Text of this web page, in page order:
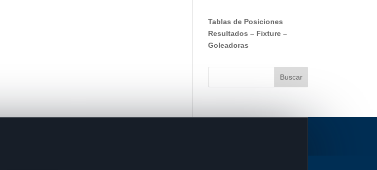
Tablas de Posiciones
Resultados – Fixture –
Goleadoras